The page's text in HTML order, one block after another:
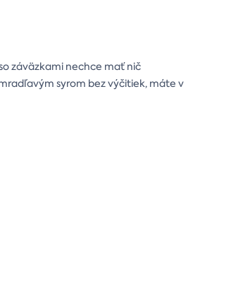
záväzkami nechce mať nič
syrom bez výčitiek, máte v